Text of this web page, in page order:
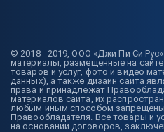
© 2018 - 2019, ООО «Джи Пи Си
материалы, размещенные на
товаров и услуг, фото и видео
данных), а также дизайн сайта
права и принадлежат
материалов сайта, их
любым иным способом запрещены
Правообладателя. Все товары и
на основании договоров,